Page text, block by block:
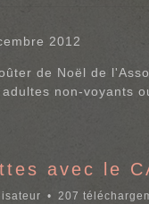
2012
de Noël de
non-voyants
avec le
207